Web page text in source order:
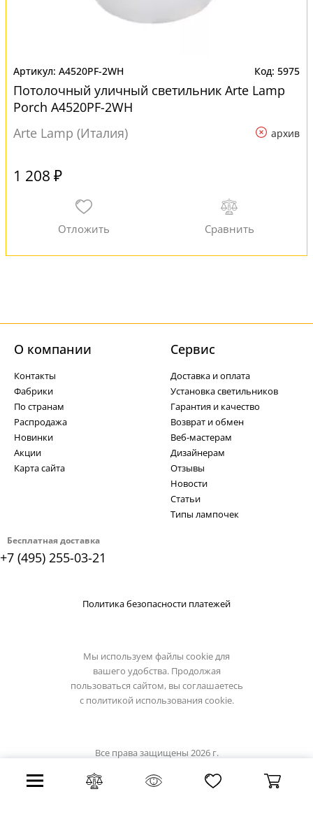
A4520PF-2WH 5975
Потолочный уличный светильник Arte Lamp
Porch A4520PF-2WH
Arte Lamp (Италия)
архив
1 208 ₽
Бесплатная доставка
+7 (495) 255-03-21
О компании
Контакты
Фабрики
По странам
Распродажа
Новинки
Акции
Карта сайта
Cервис
Доставка и оплата
Установка светильников
Гарантия и качество
Возврат и обмен
Веб-мастерам
Дизайнерам
Отзывы
Новости
Статьи
Типы лампочек
Политика безопасности платежей
Мы используем файлы cookie для
вашего удобства. Продолжая
пользоваться сайтом, вы соглашаетесь
с политикой использования cookie.
Все права защищены 2026 г.